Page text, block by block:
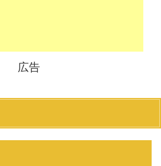
広告